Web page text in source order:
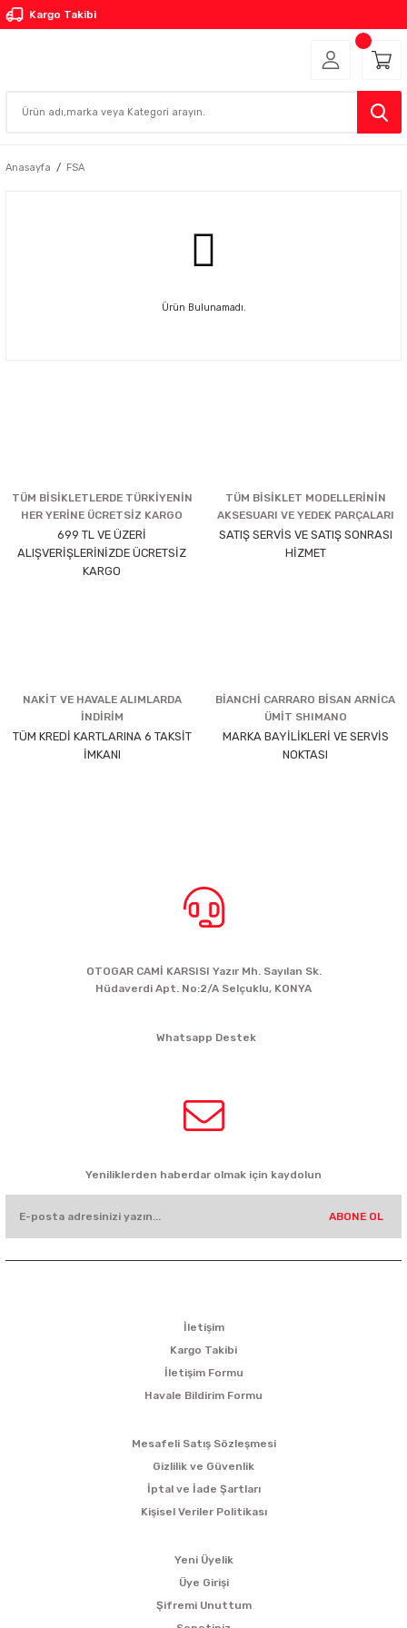
Kargo Takibi
Anasayfa FSA
Ürün Bulunamadı.
TÜM BİSİKLETLERDE TÜRKİYENİN
HER YERİNE ÜCRETSİZ KARGO
699 TL VE ÜZERİ
ALIŞVERİŞLERİNİZDE ÜCRETSİZ
KARGO
TÜM BİSİKLET MODELLERİNİN
AKSESUARI VE YEDEK PARÇALARI
SATIŞ SERVİS VE SATIŞ SONRASI
HİZMET
NAKİT VE HAVALE ALIMLARDA
İNDİRİM
TÜM KREDİ KARTLARINA 6 TAKSİT
İMKANI
BİANCHİ CARRARO BİSAN ARNİCA
ÜMİT SHIMANO
MARKA BAYİLİKLERİ VE SERVİS
NOKTASI
OTOGAR CAMİ KARSISI Yazır Mh. Sayılan Sk.
Hüdaverdi Apt. No:2/A Selçuklu, KONYA
Whatsapp Destek
Yeniliklerden haberdar olmak için kaydolun
ABONE OL
İletişim
Kargo Takibi
İletişim Formu
Havale Bildirim Formu
Mesafeli Satış Sözleşmesi
Gizlilik ve Güvenlik
İptal ve İade Şartları
Kişisel Veriler Politikası
Yeni Üyelik
Üye Girişi
Şifremi Unuttum